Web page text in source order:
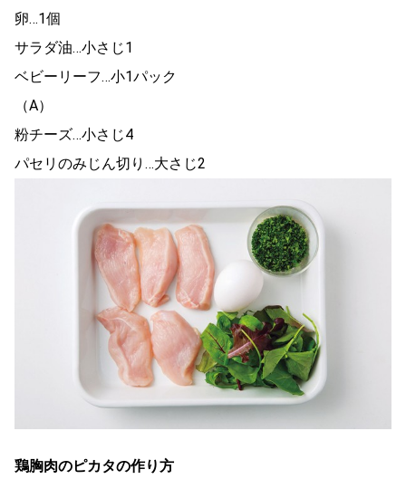
卵…1個
サラダ油…小さじ1
ベビーリーフ…小1パック
（A）
粉チーズ…小さじ4
パセリのみじん切り…大さじ2
鶏胸肉のピカタの作り方